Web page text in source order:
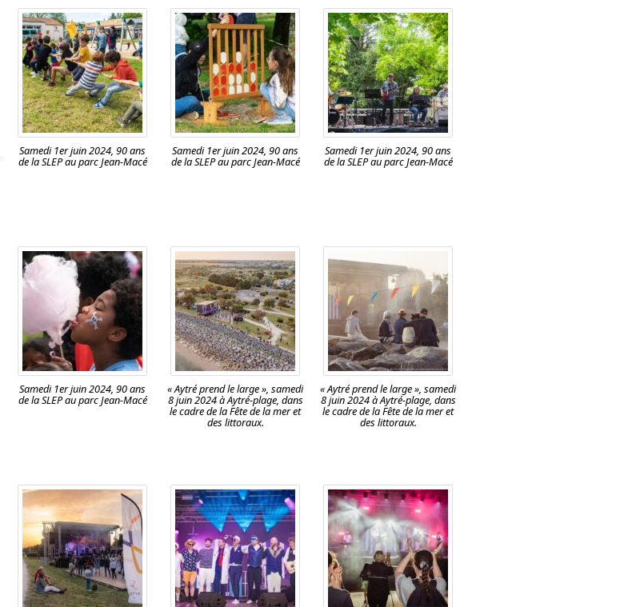
Samedi 1er juin 2024, 90 ans
de la SLEP au parc Jean-Macé
Samedi 1er juin 2024, 90 ans
de la SLEP au parc Jean-Macé
Samedi 1er juin 2024, 90 ans
de la SLEP au parc Jean-Macé
Samedi 1er juin 2024, 90 ans
de la SLEP au parc Jean-Macé
« Aytré prend le large », samedi
8 juin 2024 à Aytré-plage, dans
le cadre de la Fête de la mer et
des littoraux.
« Aytré prend le large », samedi
8 juin 2024 à Aytré-plage, dans
le cadre de la Fête de la mer et
des littoraux.